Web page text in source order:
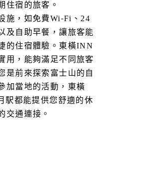
住宿的旅客。
施，如免費Wi-Fi、24
及自助早餐，讓旅客能
的住宿體驗。東橫INN
用，能夠滿足不同旅客
是前來探索富士山的自
加當地的活動，東橫
駅都能提供您舒適的休
交通連接。